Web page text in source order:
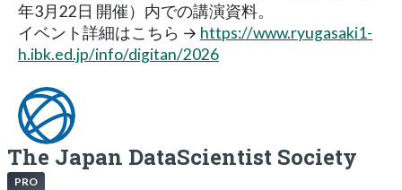
年3月22日 開催）内での講演資料。
イベント詳細はこちら → https://www.ryugasaki1-
h.ibk.ed.jp/info/digitan/2026
The Japan DataScientist Society
PRO